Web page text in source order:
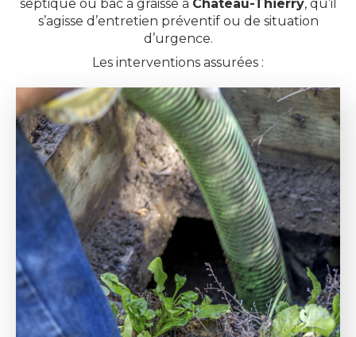
septique ou bac à graisse à Château-Thierry, qu’il
s’agisse d’entretien préventif ou de situation
d’urgence.
Les interventions assurées :